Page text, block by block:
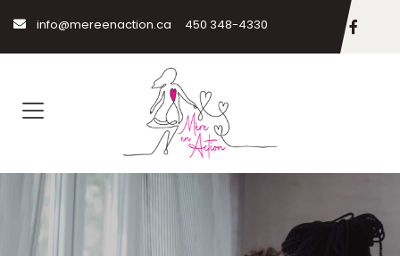
info@mereenaction.ca 450 348-4330